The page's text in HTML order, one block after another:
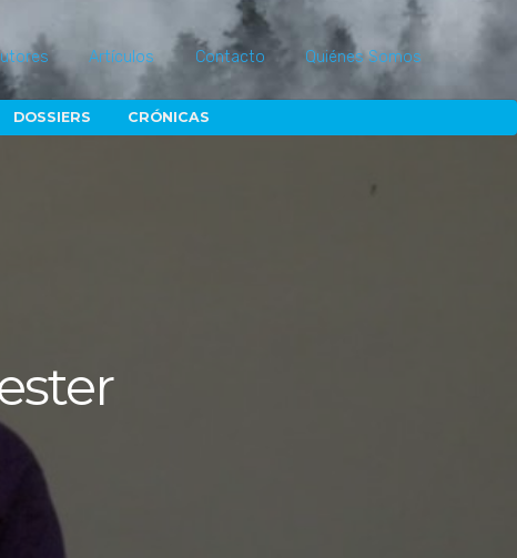
Artículos Contacto Quiénes Somos
DOSSIERS CRÓNICAS